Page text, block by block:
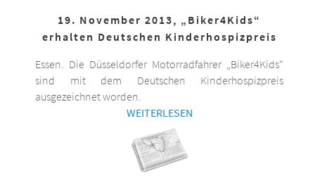
19. November 2013, „Biker4Kids“
erhalten Deutschen Kinderhospizpreis
Essen. Die Düsseldorfer Motorradfahrer „Biker4Kids“
sind mit dem Deutschen Kinderhospizpreis
ausgezeichnet worden.
WEITERLESEN